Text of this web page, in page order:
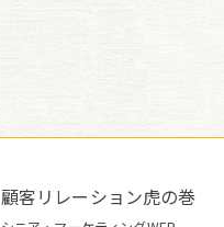
顧客リレーション虎の巻